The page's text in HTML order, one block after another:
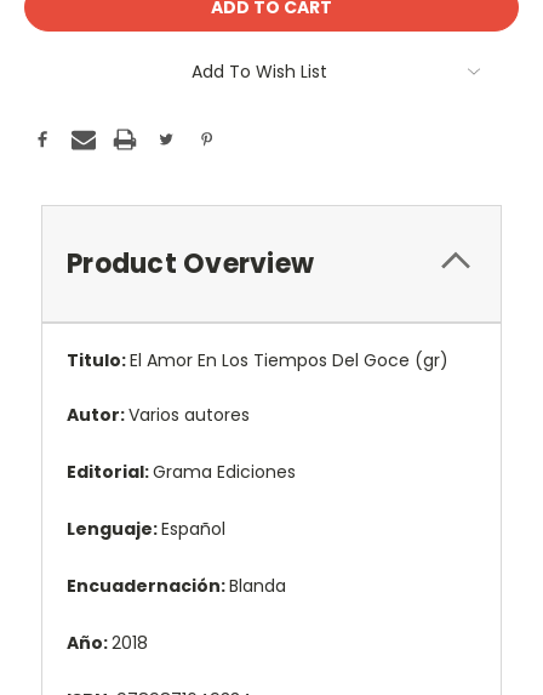
Add To Wish List
Product Overview
Titulo:El Amor En Los Tiempos Del Goce (gr)
Autor:Varios autores
Editorial:Grama Ediciones
Lenguaje:Español
Encuadernación:Blanda
Año:2018